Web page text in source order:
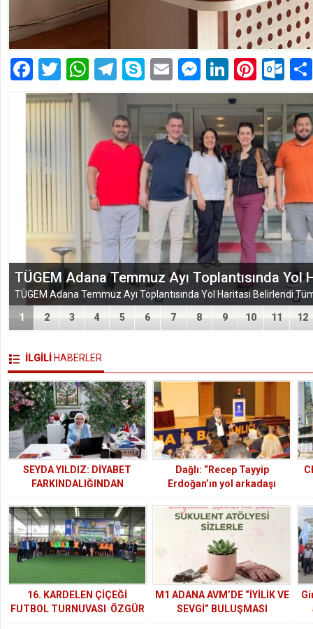
Facebook
Twitter
WhatsApp
Telegram
SkypeEmailMessenger
LinkedIn
EĞİTİM-BİR-SEN ADANA ŞUBESİ’NDEN
VEFA VE DAYANIŞMA ÇIKARMASI
1 2 3 4 5 6 7 8 9 10 11 12
İLGİLİHABERLER
SEYDA YILDIZ: DİYABET
FARKINDALIĞINDAN
ENGELSİZ YAŞAMA UZANAN
GÜÇLÜ BİR MÜCADELE
Dağlı: “Recep Tayyip
Erdoğan’ın yol arkadaşı
olmak kolay değil…”
16. KARDELEN ÇİÇEĞİ
FUTBOL TURNUVASI ÖZGÜR
GAZZE TEMASIYLA BAŞLADI
M1 ADANA AVM’DE “İYİLİK VE
SEVGİ” BULUŞMASI